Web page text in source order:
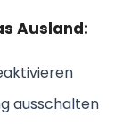
Ausland:
ausschalten